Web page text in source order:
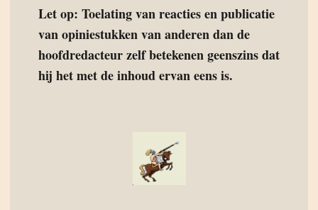
Let op: Toelating van reacties en publicatie
van opiniestukken van anderen dan de
hoofdredacteur zelf betekenen geenszins dat
hij het met de inhoud ervan eens is.